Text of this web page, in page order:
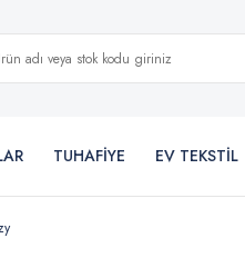
TUHAFİYE EV TEKSTİL